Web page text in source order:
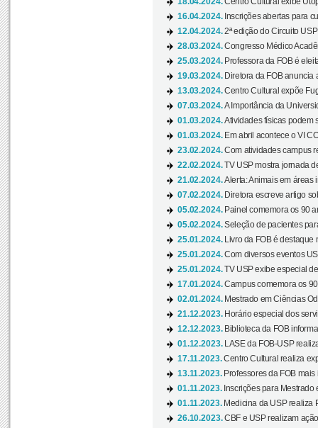
16.04.2024. Inscrições abertas para
12.04.2024.2ª edição do Circuito
28.03.2024.Congresso Médico
25.03.2024. Professora da FOB é
19.03.2024. Diretora da FOB anuncia
13.03.2024.Centro Cultural expõe
07.03.2024.A Importância da
01.03.2024.Atividades físicas podem
01.03.2024. Em abril acontece o VI
23.02.2024.Com atividades campus
22.02.2024.TV USP mostra jornada
21.02.2024.Alerta: Animais em áreas
07.02.2024. Diretora escreve artigo
05.02.2024. Painel comemora os 90
05.02.2024.Seleção de pacientes
25.01.2024.
Livro da FOB é destaque
25.01.2024.Com diversos eventos
25.01.2024.TV USP exibe especial
17.01.2024.Campus comemora os
02.01.2024. Mestrado em Ciências
21.12.2023. Horário especial dos
12.12.2023. Biblioteca da FOB
01.12.2023.
LASE da FOB-USP
17.11.2023.Centro Cultural realiza
13.11.2023. Professores da FOB
01.11.2023. Inscrições para
01.11.2023. Medicina da USP realiza
26.10.2023.CBF e USP realizam